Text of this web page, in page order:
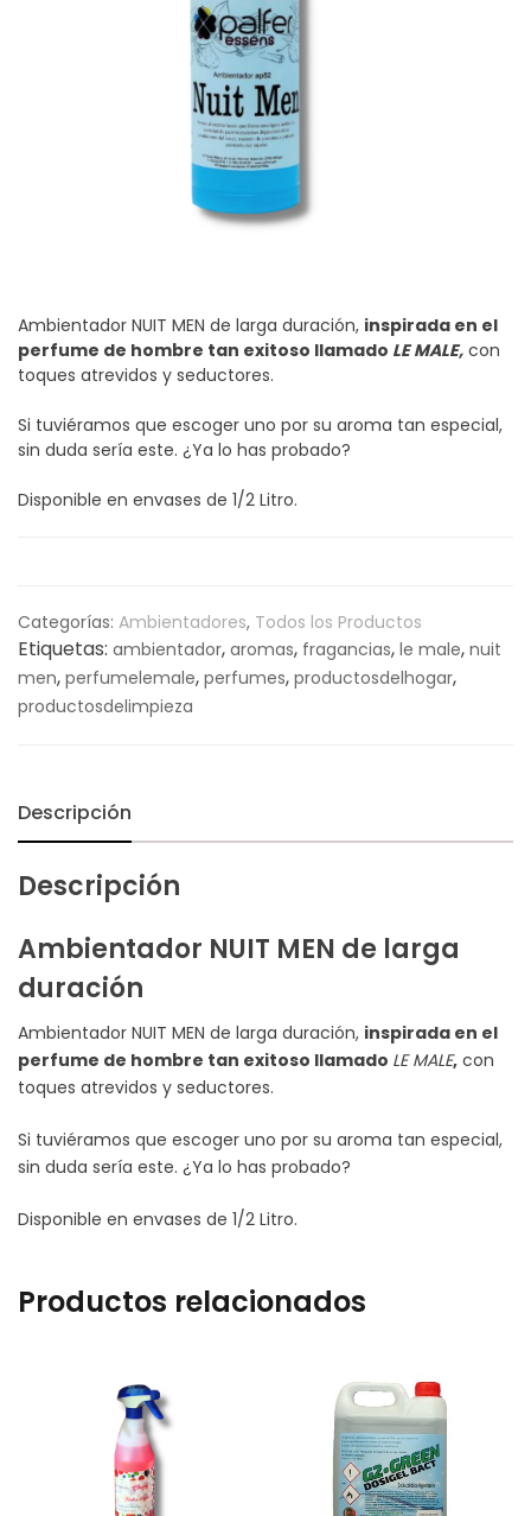
Ambientador NUIT MEN de larga duración, inspirada en el
perfume de hombre tan exitoso llamado LE MALE, con
toques atrevidos y seductores.
Si tuviéramos que escoger uno por su aroma tan especial,
sin duda sería este. ¿Ya lo has probado?
Disponible en envases de 1/2 Litro.
Categorías: Ambientadores, Todos los Productos
Etiquetas: ambientador, aromas, fragancias, le male, nuit
men, perfumelemale, perfumes, productosdelhogar,
productosdelimpieza
Descripción
Descripción
Ambientador NUIT MEN de larga
duración
Ambientador NUIT MEN de larga duración, inspirada en el
perfume de hombre tan exitoso llamado LE MALE, con
toques atrevidos y seductores.
Si tuviéramos que escoger uno por su aroma tan especial,
sin duda sería este. ¿Ya lo has probado?
Disponible en envases de 1/2 Litro.
Productos relacionados